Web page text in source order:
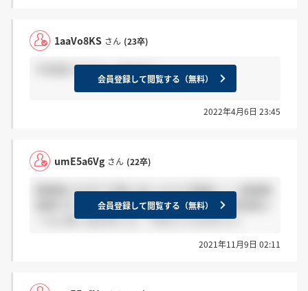
1aaVo8KS さん (23卒)
今年受けてる人いますか？
会員登録して閲覧する（無料）
2022年4月6日 23:45
umE5a6Vg さん (22卒)
情報無さすぎて今思い出したけど普通にここ面接態
度悪すぎ、家族構成事細かに聞かれるし、即迷惑メ
ールに突っ込みました、やめといた方がいい
会員登録して閲覧する（無料）
2021年11月9日 02:11